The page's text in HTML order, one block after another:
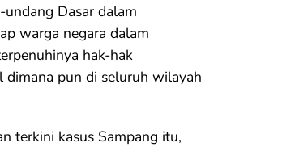
Dasar dalam
warga negara dalam
hak-hak
pun di seluruh wilayah
terkini kasus Sampang itu,